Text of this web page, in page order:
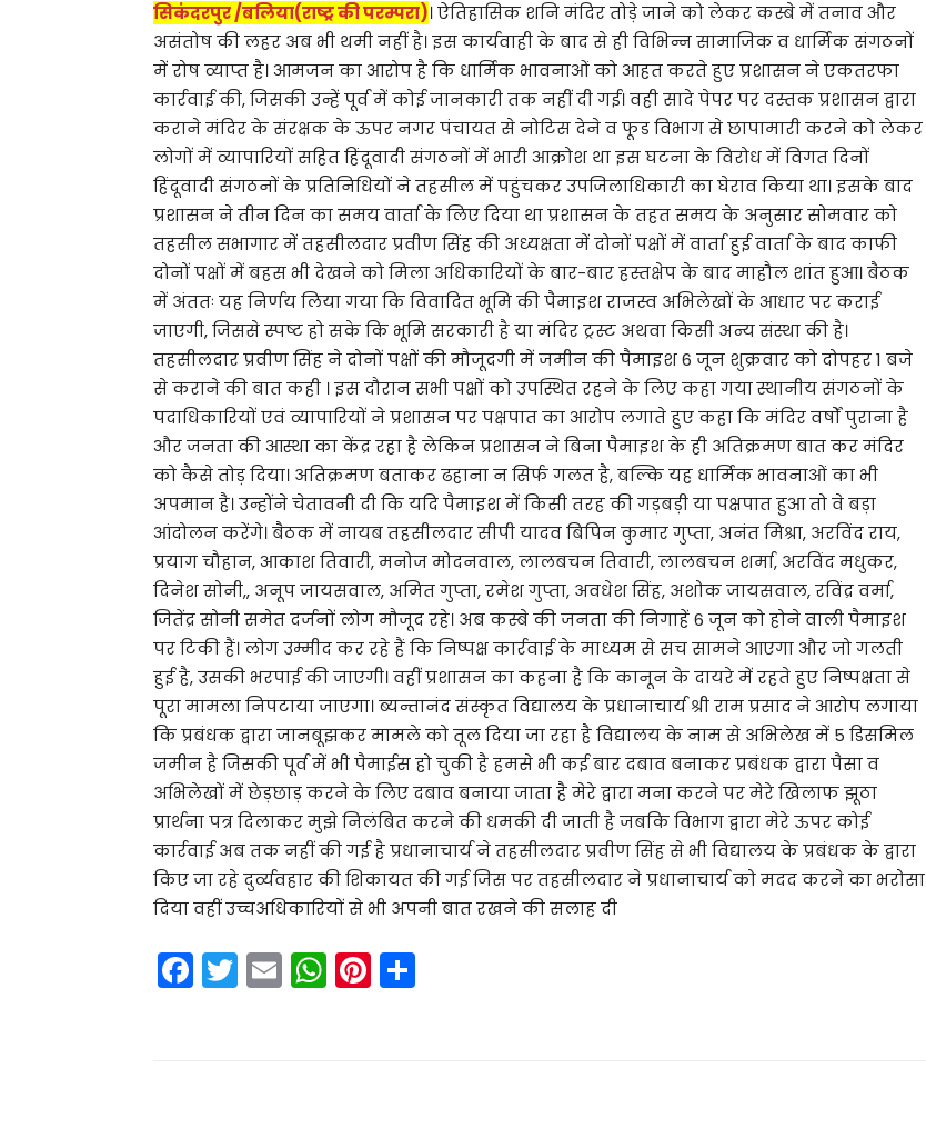
सिकंदरपुर /बलिया(राष्ट्र की परम्परा)। ऐतिहासिक शनि मंदिर तोड़े जाने को लेकर कस्बे में तनाव और
असंतोष की लहर अब भी थमी नहीं है। इस कार्यवाही के बाद से ही विभिन्न सामाजिक व धार्मिक संगठनों
में रोष व्याप्त है। आमजन का आरोप है कि धार्मिक भावनाओं को आहत करते हुए प्रशासन ने एकतरफा
कार्रवाई की, जिसकी उन्हें पूर्व में कोई जानकारी तक नहीं दी गई। वही सादे पेपर पर दस्तक प्रशासन द्वारा
कराने मंदिर के संरक्षक के ऊपर नगर पंचायत से नोटिस देने व फूड विभाग से छापामारी करने को लेकर
लोगों में व्यापारियों सहित हिंदूवादी संगठनों में भारी आक्रोश था इस घटना के विरोध में विगत दिनों
हिंदूवादी संगठनों के प्रतिनिधियों ने तहसील में पहुंचकर उपजिलाधिकारी का घेराव किया था। इसके बाद
प्रशासन ने तीन दिन का समय वार्ता के लिए दिया था प्रशासन के तहत समय के अनुसार सोमवार को
तहसील सभागार में तहसीलदार प्रवीण सिंह की अध्यक्षता में दोनों पक्षों में वार्ता हुई वार्ता के बाद काफी
दोनों पक्षों में बहस भी देखने को मिला अधिकारियों के बार-बार हस्तक्षेप के बाद माहौल शांत हुआ। बैठक
में अंततः यह निर्णय लिया गया कि विवादित भूमि की पैमाइश राजस्व अभिलेखों के आधार पर कराई
जाएगी, जिससे स्पष्ट हो सके कि भूमि सरकारी है या मंदिर ट्रस्ट अथवा किसी अन्य संस्था की है।
तहसीलदार प्रवीण सिंह ने दोनों पक्षों की मौजूदगी में जमीन की पैमाइश 6 जून शुक्रवार को दोपहर 1 बजे
से कराने की बात कही । इस दौरान सभी पक्षों को उपस्थित रहने के लिए कहा गया स्थानीय संगठनों के
पदाधिकारियों एवं व्यापारियों ने प्रशासन पर पक्षपात का आरोप लगाते हुए कहा कि मंदिर वर्षों पुराना है
और जनता की आस्था का केंद्र रहा है लेकिन प्रशासन ने बिना पैमाइश के ही अतिक्रमण बात कर मंदिर
को कैसे तोड़ दिया। अतिक्रमण बताकर ढहाना न सिर्फ गलत है, बल्कि यह धार्मिक भावनाओं का भी
अपमान है। उन्होंने चेतावनी दी कि यदि पैमाइश में किसी तरह की गड़बड़ी या पक्षपात हुआ तो वे बड़ा
आंदोलन करेंगे। बैठक में नायब तहसीलदार सीपी यादव बिपिन कुमार गुप्ता, अनंत मिश्रा, अरविंद राय,
प्रयाग चौहान, आकाश तिवारी, मनोज मोदनवाल, लालबचन तिवारी, लालबचन शर्मा, अरविंद मधुकर,
दिनेश सोनी,, अनूप जायसवाल, अमित गुप्ता, रमेश गुप्ता, अवधेश सिंह, अशोक जायसवाल, रविंद्र वर्मा,
जितेंद्र सोनी समेत दर्जनों लोग मौजूद रहे। अब कस्बे की जनता की निगाहें 6 जून को होने वाली पैमाइश
पर टिकी हैं। लोग उम्मीद कर रहे हैं कि निष्पक्ष कार्रवाई के माध्यम से सच सामने आएगा और जो गलती
हुई है, उसकी भरपाई की जाएगी। वहीं प्रशासन का कहना है कि कानून के दायरे में रहते हुए निष्पक्षता से
पूरा मामला निपटाया जाएगा। ब्यन्तानंद संस्कृत विद्यालय के प्रधानाचार्य श्री राम प्रसाद ने आरोप लगाया
कि प्रबंधक द्वारा जानबूझकर मामले को तूल दिया जा रहा है विद्यालय के नाम से अभिलेख में 5 डिसमिल
जमीन है जिसकी पूर्व में भी पैमाईस हो चुकी है हमसे भी कई बार दबाव बनाकर प्रबंधक द्वारा पैसा व
अभिलेखों में छेड़छाड़ करने के लिए दबाव बनाया जाता है मेरे द्वारा मना करने पर मेरे खिलाफ झूठा
प्रार्थना पत्र दिलाकर मुझे निलंबित करने की धमकी दी जाती है जबकि विभाग द्वारा मेरे ऊपर कोई
कार्रवाई अब तक नहीं की गई है प्रधानाचार्य ने तहसीलदार प्रवीण सिंह से भी विद्यालय के प्रबंधक के द्वारा
किए जा रहे दुर्व्यवहार की शिकायत की गई जिस पर तहसीलदार ने प्रधानाचार्य को मदद करने का भरोसा
दिया वहीं उच्चअधिकारियों से भी अपनी बात रखने की सलाह दी
F
a
T
w
E
m
W
h
Pi
nt